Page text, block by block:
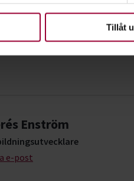
som möjligt använder
Tillåt
Enström
e-post